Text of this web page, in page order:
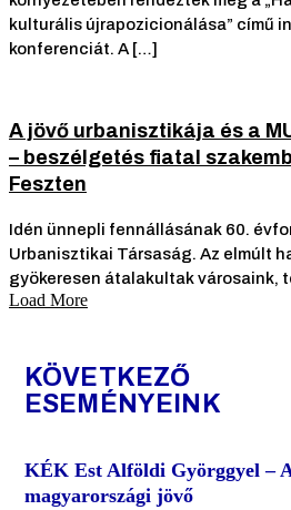
kulturális újrapozicionálása” című
konferenciát. A […]
A jövő urbanisztikája és a
– beszélgetés fiatal
Feszten
Idén ünnepli fennállásának 60.
Urbanisztikai Társaság. Az elmúlt
gyökeresen átalakultak városaink,
Load More
KÖVETKEZŐ
ESEMÉNYEINK
KÉK Est Alföldi Györggyel –
magyarországi jövő